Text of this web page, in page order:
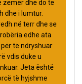
zemër dhe do të
dhe i lumtur.
në terr dhe se
edhe ata
të ndryshuar
vdis duke u
Jeta është
të hyjshme